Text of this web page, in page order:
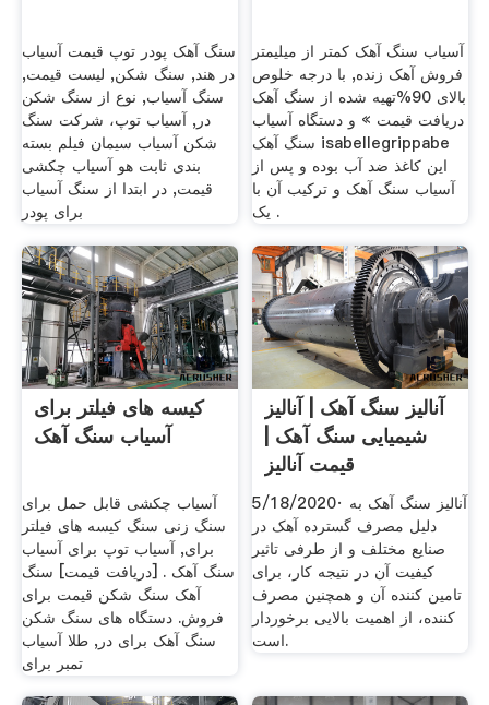
سنگ آهک پودر توپ قیمت آسیاب
در هند, سنگ شکن, لیست قیمت,
سنگ آسیاب, نوع از سنگ شکن
در, آسیاب توپ، شرکت سنگ
شکن آسیاب سیمان فیلم بسته
بندی ثابت هو آسیاب چکشی
قیمت, در ابتدا از سنگ آسیاب
برای پودر
آسیاب سنگ آهک کمتر از میلیمتر
فروش آهک زنده, با درجه خلوص
بالای 90%تهیه شده از سنگ آهک
دریافت قیمت » و دستگاه آسیاب
سنگ آهک isabellegrippabe
این کاغذ ضد آب بوده و پس از
آسیاب سنگ آهک و ترکیب آن با
یک .
کیسه های فیلتر برای
آسیاب سنگ آهک
آسیاب چکشی قابل حمل برای
سنگ زنی سنگ کیسه های فیلتر
برای, آسیاب توپ برای آسیاب
سنگ آهک . [دریافت قیمت] سنگ
آهک سنگ شکن قیمت برای
فروش. دستگاه های سنگ شکن
سنگ آهک برای در, طلا آسیاب
تمبر برای
آنالیز سنگ آهک | آنالیز
شیمیایی سنگ آهک |
قیمت آنالیز
5/18/2020· آنالیز سنگ آهک به
دلیل مصرف گسترده آهک در
صنایع مختلف و از طرفی تاثیر
کیفیت آن در نتیجه کار، برای
تامین کننده آن و همچنین مصرف
کننده، از اهمیت بالایی برخوردار
است.